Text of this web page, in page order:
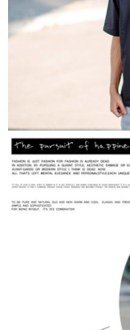
購買商品的店家。未經
後付繳納相關費用。
※ 交易是否成功請以「
是否繳費成功／繳費後
https://
１．透過由恩沛科技股
易，需依本服務之必要
權轉讓予恩沛科技股份有
２．關於個人資料處理事
https://aftee.tw/terms/
３．未成年的使用者請事
「AFTEE先享後付」，
任。
４．使用「AFTEE先享
時審查核予不同之上限
５．嚴禁一人註冊多個
恩沛科技股份有限公司
每筆NT$80，滿
先付款後7-11取貨
每筆NT$80，滿
每筆NT$120，滿